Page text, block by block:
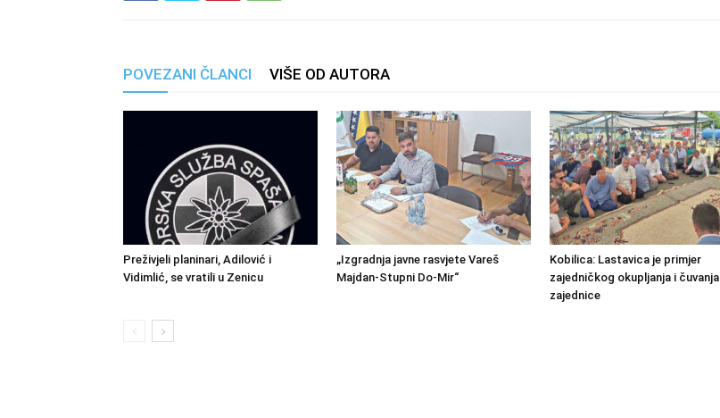
POVEZANI ČLANCI VIŠE OD AUTORA
Preživjeli planinari, Adilović i
Vidimlić, se vratili u Zenicu
„Izgradnja javne rasvjete Vareš
Majdan-Stupni Do-Mir“
Kobilica: Lastavica je primjer
zajedničkog okupljanja i čuvanja
zajednice